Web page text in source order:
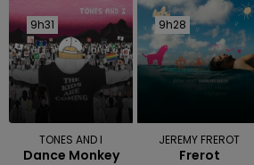
9h31
9h31
TONES AND I
Dance Monkey
9h28
9h28
JEREMY FREROT
Frerot